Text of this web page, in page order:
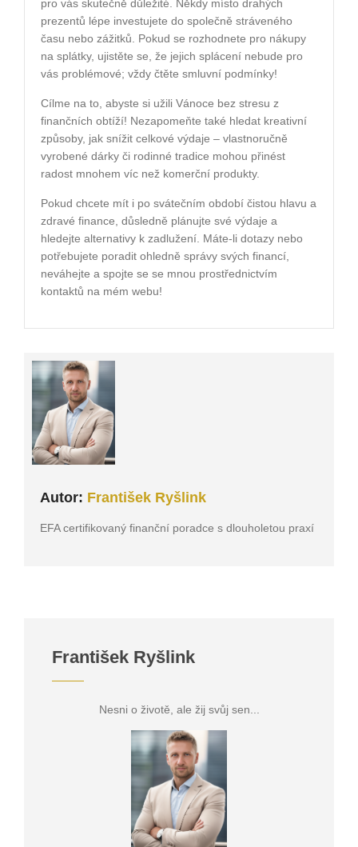
pro vás skutečně důležité. Někdy místo drahých
prezentů lépe investujete do společně stráveného
času nebo zážitků. Pokud se rozhodnete pro nákupy
na splátky, ujistěte se, že jejich splácení nebude pro
vás problémové; vždy čtěte smluvní podmínky!
Cílme na to, abyste si užili Vánoce bez stresu z
finančních obtíží! Nezapomeňte také hledat kreativní
způsoby, jak snížit celkové výdaje – vlastnoručně
vyrobené dárky či rodinné tradice mohou přinést
radost mnohem víc než komerční produkty.
Pokud chcete mít i po svátečním období čistou hlavu a
zdravé finance, důsledně plánujte své výdaje a
hledejte alternativy k zadlužení. Máte-li dotazy nebo
potřebujete poradit ohledně správy svých financí,
neváhejte a spojte se se mnou prostřednictvím
kontaktů na mém webu!
Autor: František Ryšlink
EFA certifikovaný finanční poradce s dlouholetou praxí
František Ryšlink
Nesni o životě, ale žij svůj sen...